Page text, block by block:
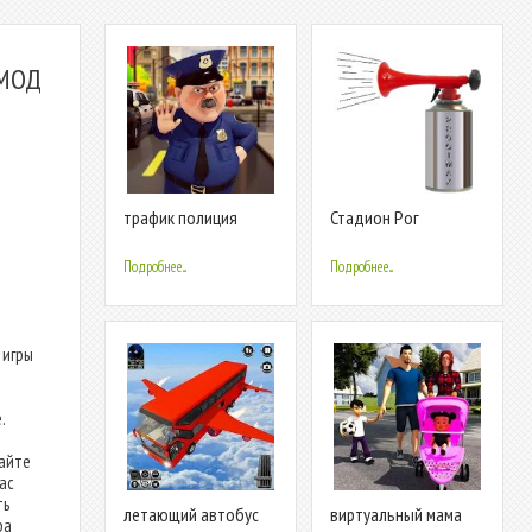
трафик полиция
полиция машина игры
Подробнее...
Стадион Рог
Подробнее...
летающий автобус
виртуальный мама